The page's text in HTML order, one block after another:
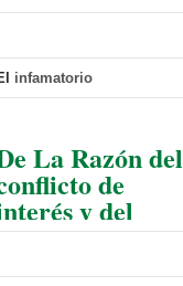
14 Septiembre 2024
de software estadístico en
UMSA
14 Septiembre 2024
infamatorio
La Razón del
de
y del
arte